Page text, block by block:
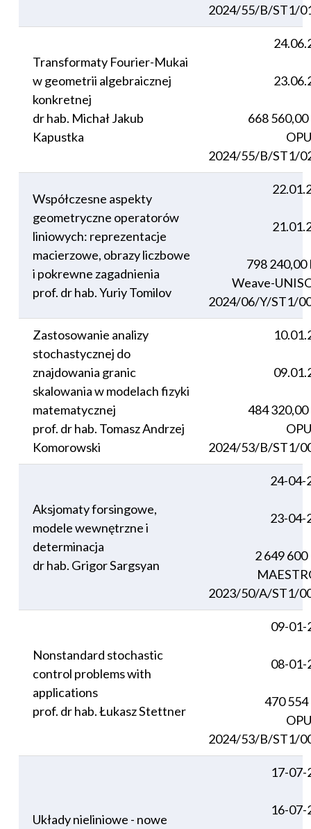
2024/55/B/ST1/
Transformaty Fourier-Mukai
w geometrii algebraicznej
konkretnej
dr hab. Michał Jakub
Kapustka
668
2024/55/B/ST1/
Współczesne aspekty
geometryczne operatorów
liniowych: reprezentacje
macierzowe, obrazy liczbowe
i pokrewne zagadnienia
prof. dr hab. Yuriy Tomilov
798 240,00
Weave-
2024/06/Y/ST1/
Zastosowanie analizy
stochastycznej do
znajdowania granic
skalowania w modelach fizyki
matematycznej
prof. dr hab. Tomasz Andrzej
Komorowski
484 320,00
2024/53/B/ST1/
Aksjomaty forsingowe,
modele wewnętrzne i
determinacja
dr hab. Grigor Sargsyan
24-04-
23-04-
2 649 600
2023/50/A/ST1/
Nonstandard stochastic
control problems with
applications
prof. dr hab. Łukasz Stettner
09-01-
08-01-
470 554
2024/53/B/ST1/
Układy nieliniowe - nowe
17-07-
16-07-